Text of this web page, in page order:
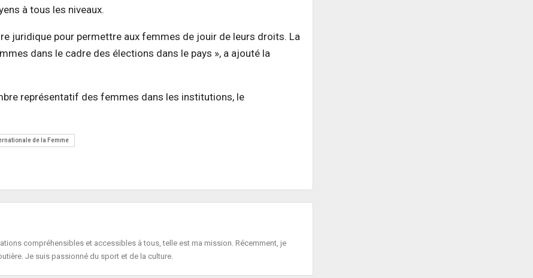
à tous les niveaux.
juridique pour permettre aux femmes de jouir de leurs droits. La
dans le cadre des élections dans le pays », a ajouté la
représentatif des femmes dans les institutions, le
de la Femme
compréhensibles et accessibles à tous, telle est ma mission. Récemment, je
Je suis passionné du sport et de la culture.